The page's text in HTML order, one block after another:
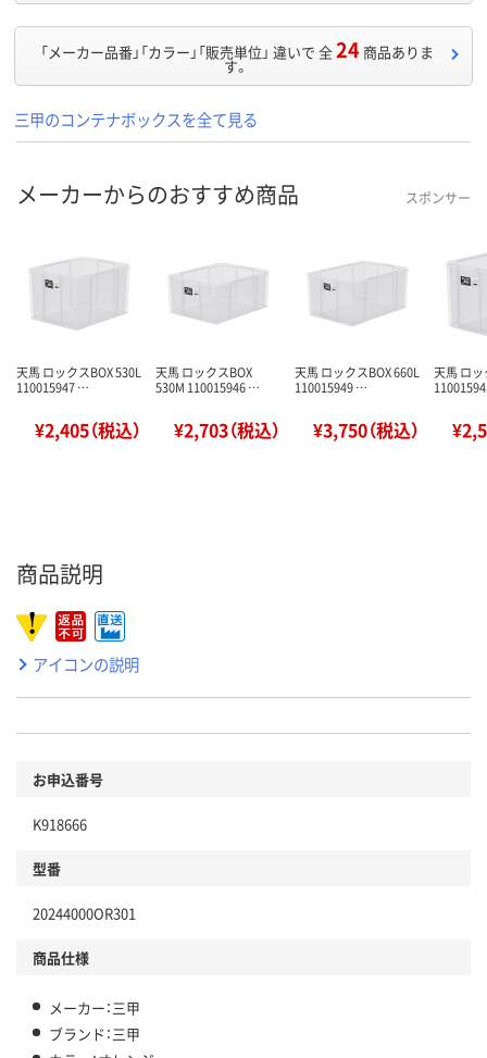
「メーカー品番」「カラー」「販売単位」 違いで 全24 商品ありま
す。
三甲のコンテナボックスを全て見る
メーカーからのおすすめ商品 スポンサー
天馬 ロックスBOX 530L
110015947 …
¥2,405（税込）
天馬 ロックスBOX
530M 110015946 …
¥2,703（税込）
天馬 ロックスBOX 660L
110015949 …
¥3,750（税込）
天馬 ロッ
商品説明
アイコンの説明
お申込番号
K918666
型番
20244000OR301
商品仕様
メーカー：三甲
ブランド：三甲